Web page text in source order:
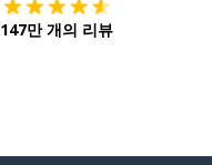
147만 개의 리뷰